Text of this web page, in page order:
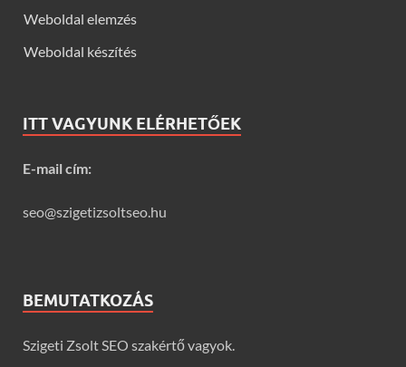
Weboldal elemzés
Weboldal készítés
ITT VAGYUNK ELÉRHETŐEK
E-mail cím:
seo@szigetizsoltseo.hu
BEMUTATKOZÁS
Szigeti Zsolt SEO szakértő vagyok.